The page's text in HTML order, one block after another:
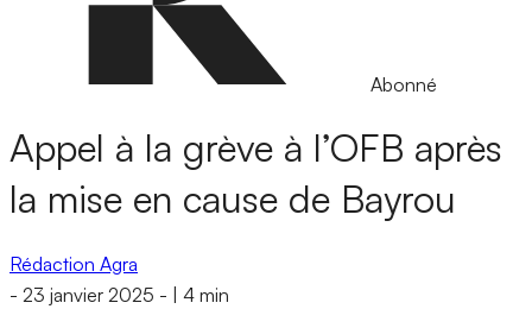
Abonné
Appel à la grève à l’OFB après
la mise en cause de Bayrou
Rédaction Agra
- 23 janvier 2025 - 4 min